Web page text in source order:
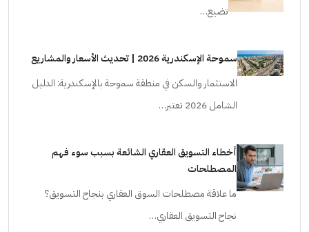
تضيع…
سموحة الإسكندرية 2026 | تحديث الأسعار والمشاريع
الاستثمار والسكن في منطقة سموحة بالإسكندرية: الدليل
الشامل 2026 تعتبر…
أخطاء التسويق العقاري الشائعة بسبب سوء فهم
المصطلحات
ما علاقة مصطلحات السوق العقاري بنجاح التسويق؟
نجاح التسويق العقاري…